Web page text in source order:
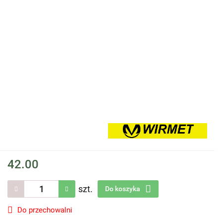
42.00
szt. Do koszyka
Do przechowalni